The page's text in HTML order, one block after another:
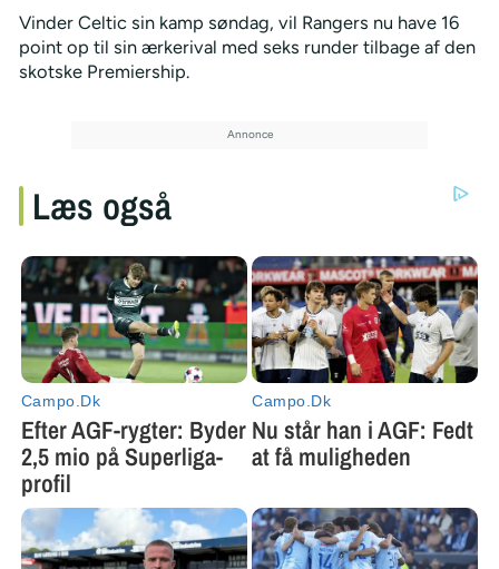
Vinder Celtic sin kamp søndag, vil Rangers nu have 16
point op til sin ærkerival med seks runder tilbage af den
skotske Premiership.